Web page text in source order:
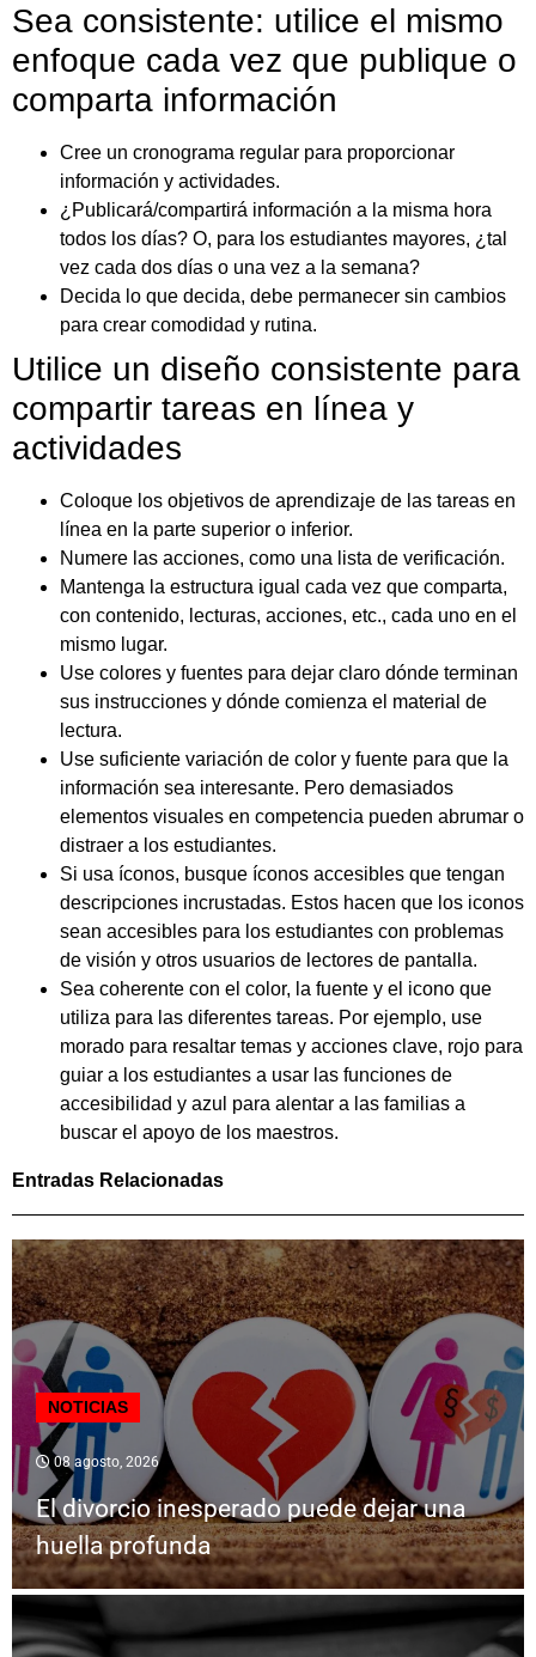
Sea consistente: utilice el mismo
enfoque cada vez que publique o
comparta información
Cree un cronograma regular para proporcionar
información y actividades.
¿Publicará/compartirá información a la misma hora
todos los días? O, para los estudiantes mayores, ¿tal
vez cada dos días o una vez a la semana?
Decida lo que decida, debe permanecer sin cambios
para crear comodidad y rutina.
Utilice un diseño consistente para
compartir tareas en línea y
actividades
Coloque los objetivos de aprendizaje de las tareas en
línea en la parte superior o inferior.
Numere las acciones, como una lista de verificación.
Mantenga la estructura igual cada vez que comparta,
con contenido, lecturas, acciones, etc., cada uno en el
mismo lugar.
Use colores y fuentes para dejar claro dónde terminan
sus instrucciones y dónde comienza el material de
lectura.
Use suficiente variación de color y fuente para que la
información sea interesante. Pero demasiados
elementos visuales en competencia pueden abrumar o
distraer a los estudiantes.
Si usa íconos, busque íconos accesibles que tengan
descripciones incrustadas. Estos hacen que los iconos
sean accesibles para los estudiantes con problemas
de visión y otros usuarios de lectores de pantalla.
Sea coherente con el color, la fuente y el icono que
utiliza para las diferentes tareas. Por ejemplo, use
morado para resaltar temas y acciones clave, rojo para
guiar a los estudiantes a usar las funciones de
accesibilidad y azul para alentar a las familias a
buscar el apoyo de los maestros.
Entradas Relacionadas
NOTICIAS
08 agosto, 2026
El divorcio inesperado puede dejar una
huella profunda